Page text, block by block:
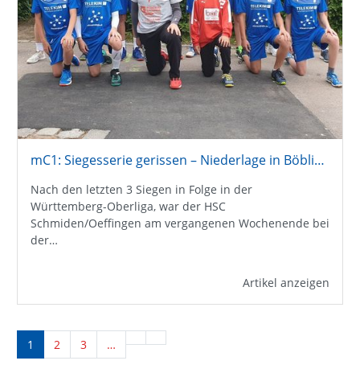
mC1: Siegesserie gerissen – Niederlage in Böblingen nach schwacher Abwehrleistung
Nach den letzten 3 Siegen in Folge in der
Württemberg-Oberliga, war der HSC
Schmiden/Oeffingen am vergangenen Wochenende bei
der…
Artikel anzeigen
1 2 3 …